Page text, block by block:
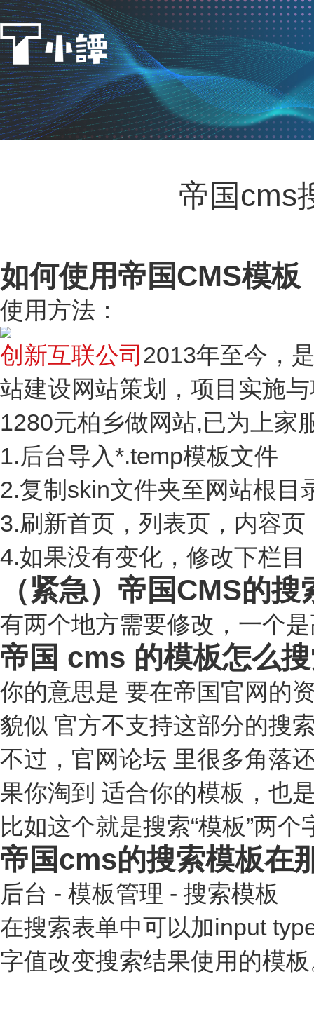
帝国cms
如何使用帝国CMS模板
使用方法：
创新互联公司 2013年至今，
站建设网站策划，项目实施
1280元柏乡做网站,已为上家
1.后台导入*.temp模板文件
2.复制skin文件夹至网站根目
3.刷新首页，列表页，内容页
4.如果没有变化，修改下栏
（紧急）帝国CMS的
有两个地方需要修改，一个
帝国 cms 的模板怎么
你的意思是 要在帝国官网的
貌似 官方不支持这部分的搜
不过，官网论坛 里很多角落
果你淘到 适合你的模板，也
比如这个就是搜索“模板”两
帝国cms的搜索模板在
后台 - 模板管理 - 搜索模板
在搜索表单中可以加input
字值改变搜索结果使用的模